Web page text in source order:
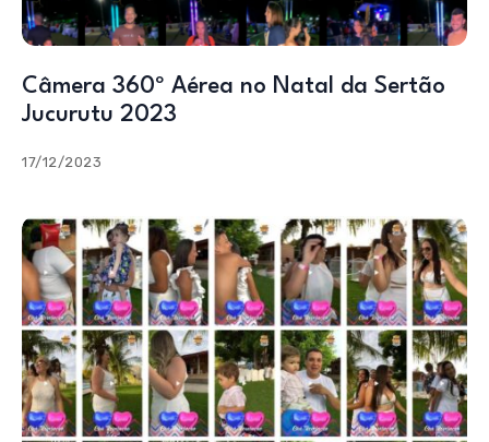
Câmera 360º Aérea no Natal da Sertão
Jucurutu 2023
17/12/2023